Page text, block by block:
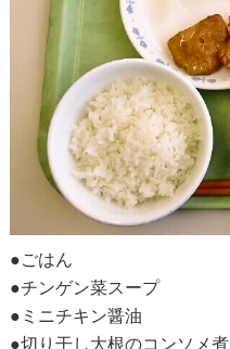
●ごはん
●チンゲン菜スープ
●ミニチキン醤油
●切り干し大根のコンソメ煮